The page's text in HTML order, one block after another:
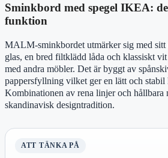
Sminkbord med spegel IKEA:
funktion
MALM-sminkbordet utmärker sig med sitt
glas, en bred filtklädd låda och klassiskt
med andra möbler. Det är byggt av
pappersfyllning vilket ger en lätt och
Kombinationen av rena linjer och hållbara
skandinavisk designtradition.
ATT TÄNKA PÅ